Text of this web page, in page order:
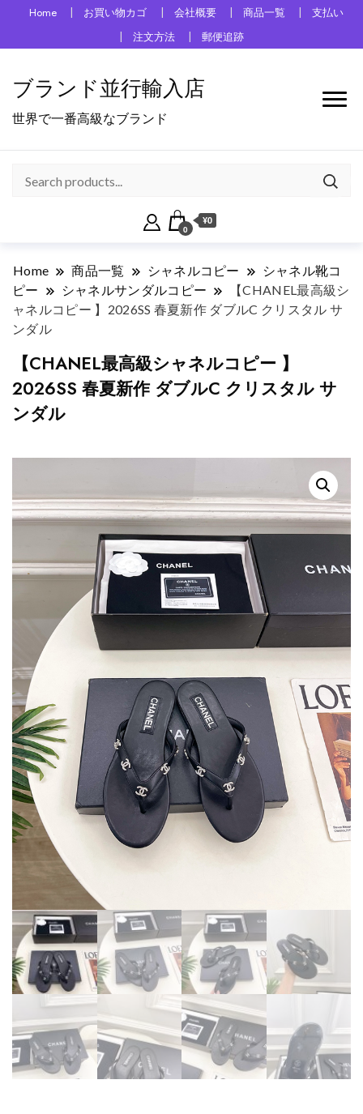
Home お買い物カゴ 会社概要 商品一覧
支払い
注文方法
郵便追跡
ブランド並行輸入店
世界で一番高級なブランド
0
¥0
Home 商品一覧 シャネルコピー
シャネル靴コ
ピー
シャネルサンダルコピー
【CHANEL最高級シ
ャネルコピー 】2026SS 春夏新作 ダブルC クリスタル サ
ンダル
【CHANEL最高級シャネルコピー 】
2026SS 春夏新作 ダブルC クリスタル サ
ンダル